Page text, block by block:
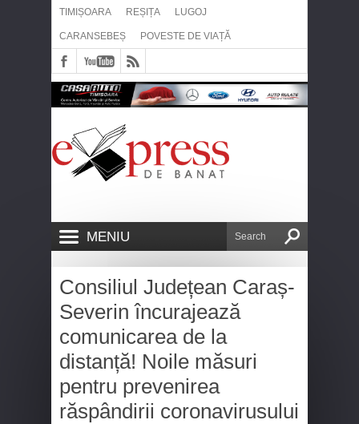
TIMIȘOARA REȘIȚA LUGOJ
CARANSEBEȘ POVESTE DE VIAȚĂ
MENIU
Consiliul Județean Caraș-
Severin încurajează
comunicarea de la
distanță! Noile măsuri
pentru prevenirea
răspândirii coronavirusului